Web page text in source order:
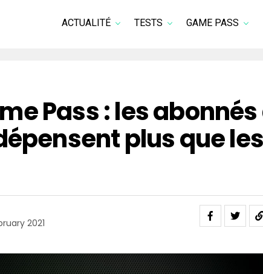
ACTUALITÉ TESTS GAME PASS
Pass : les
plus que les
2021